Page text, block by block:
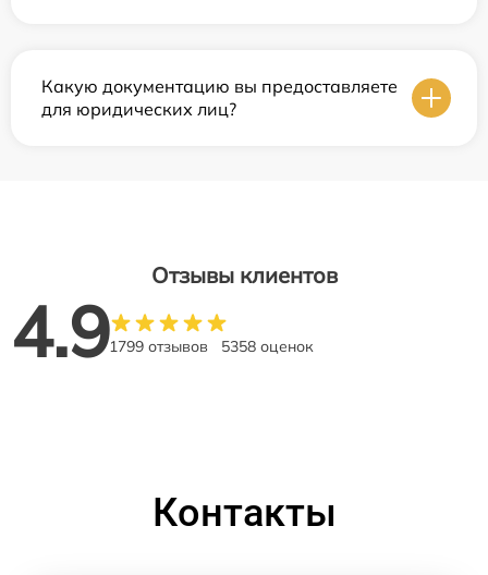
Какую документацию вы предоставляете
для юридических лиц?
Отзывы клиентов
4.91799 отзывов 5358 оценок
Контакты